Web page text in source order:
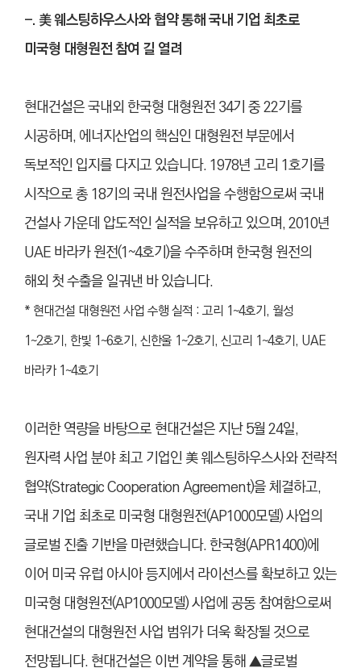
-. 美 웨스팅하우스사와 협약 통해 국내 기업 최초로
미국형 대형원전 참여 길 열려
현대건설은 국내외 한국형 대형원전 34기 중 22기를
시공하며, 에너지산업의 핵심인 대형원전 부문에서
독보적인 입지를 다지고 있습니다. 1978년 고리 1호기를
시작으로 총 18기의 국내 원전사업을 수행함으로써 국내
건설사 가운데 압도적인 실적을 보유하고 있으며, 2010년
UAE 바라카 원전(1~4호기)을 수주하며 한국형 원전의
해외 첫 수출을 일궈낸 바 있습니다.
* 현대건설 대형원전 사업 수행 실적 : 고리 1~4호기, 월성
1~2호기, 한빛 1~6호기, 신한울 1~2호기, 신고리 1~4호기, UAE
바라카 1~4호기
이러한 역량을 바탕으로 현대건설은 지난 5월 24일,
원자력 사업 분야 최고 기업인 美 웨스팅하우스사와 전략적
협약(Strategic Cooperation Agreement)을 체결하고,
국내 기업 최초로 미국형 대형원전(AP1000모델) 사업의
글로벌 진출 기반을 마련했습니다. 한국형(APR1400)에
이어 미국 유럽 아시아 등지에서 라이선스를 확보하고 있는
미국형 대형원전(AP1000모델) 사업에 공동 참여함으로써
현대건설의 대형원전 사업 범위가 더욱 확장될 것으로
전망됩니다. 현대건설은 이번 계약을 통해 ▲글로벌